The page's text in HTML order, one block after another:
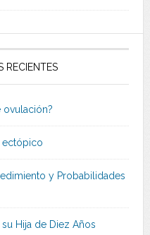
RECIENTES
ovulación?
ectópico
y Probabilidades
Hija de Diez Años